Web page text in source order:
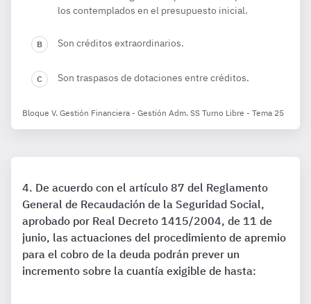
los contemplados en el presupuesto inicial.
Son créditos extraordinarios.
Son traspasos de dotaciones entre créditos.
Bloque V. Gestión Financiera - Gestión Adm. SS Turno Libre - Tema 25
De acuerdo con el artículo 87 del Reglamento
General de Recaudación de la Seguridad Social,
aprobado por Real Decreto 1415/2004, de 11 de
junio, las actuaciones del procedimiento de apremio
para el cobro de la deuda podrán prever un
incremento sobre la cuantía exigible de hasta: